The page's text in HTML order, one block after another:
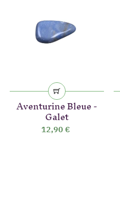
Aventurine Bleue -
Galet
12,90 €